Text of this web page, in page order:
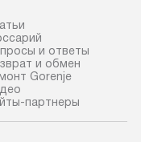
и ответы
и обмен
Gorenje
партнеры